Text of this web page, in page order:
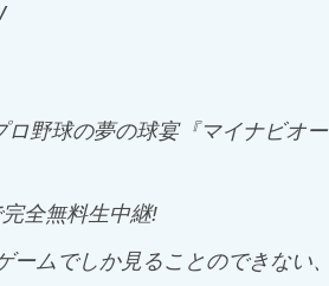
野球の夢の球宴『マイナビオー
全無料生中継!
ムでしか見ることのできない、